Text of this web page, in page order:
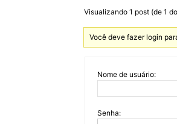
Visualizando 1 post (de 1
Você deve fazer login
Nome de usuário:
Senha: